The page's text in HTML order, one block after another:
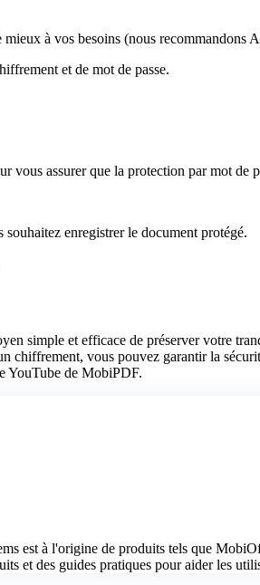
à vos besoins (nous recommandons
et de mot de passe.
vous assurer que la protection par mot de
enregistrer le document protégé.
simple et efficace de préserver votre
chiffrement, vous pouvez garantir la
YouTube de MobiPDF.
est à l'origine de produits tels que
et des guides pratiques pour aider les